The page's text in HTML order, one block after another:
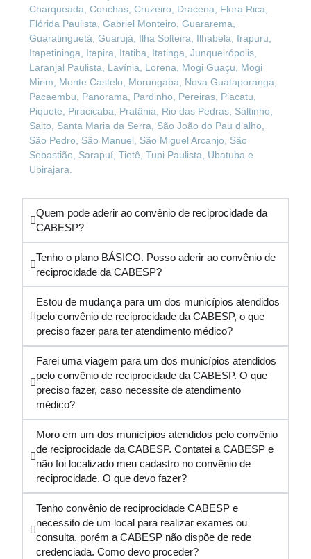
Charqueada, Conchas, Cruzeiro, Dracena, Flora Rica,
Flórida Paulista, Gabriel Monteiro, Guararema,
Guaratinguetá, Guarujá, Ilha Solteira, Ilhabela, Irapuru,
Itapetininga, Itapira, Itatiba, Itatinga, Junqueirópolis,
Laranjal Paulista, Lavínia, Lorena, Mogi Guaçu, Mogi
Mirim, Monte Castelo, Morungaba, Nova Guataporanga,
Pacaembu, Panorama, Pardinho, Pereiras, Piacatu,
Piquete, Piracicaba, Pratânia, Rio das Pedras, Saltinho,
Salto, Santa Maria da Serra, São João do Pau d’alho,
São Pedro, São Manuel, São Miguel Arcanjo, São
Sebastião, Sarapuí, Tietê, Tupi Paulista, Ubatuba e
Ubirajara.
Quem pode aderir ao convênio de reciprocidade da
CABESP?
Tenho o plano BÁSICO. Posso aderir ao convênio de
reciprocidade da CABESP?
Estou de mudança para um dos municípios atendidos
pelo convênio de reciprocidade da CABESP, o que
preciso fazer para ter atendimento médico?
Farei uma viagem para um dos municípios atendidos
pelo convênio de reciprocidade da CABESP. O que
preciso fazer, caso necessite de atendimento
médico?
Moro em um dos municípios atendidos pelo convênio
de reciprocidade da CABESP. Contatei a CABESP e
não foi localizado meu cadastro no convênio de
reciprocidade. O que devo fazer?
Tenho convênio de reciprocidade CABESP e
necessito de um local para realizar exames ou
consulta, porém a CABESP não dispõe de rede
credenciada. Como devo proceder?